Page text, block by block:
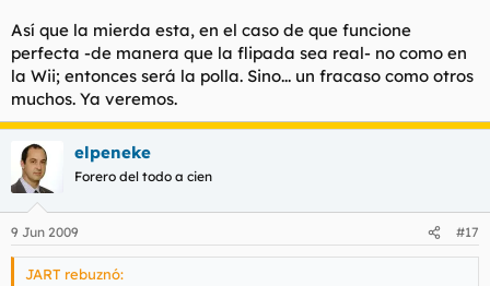
Así que la mierda esta, en el caso de que funcione
perfecta -de manera que la flipada sea real- no como en
la Wii; entonces será la polla. Sino... un fracaso como otros
muchos. Ya veremos.
elpeneke
Forero del todo a cien
9 Jun 2009 #17
JART rebuznó: